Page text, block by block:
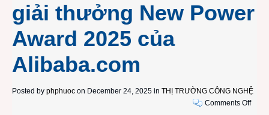
giải thưởng New Power
Award 2025 của
Alibaba.com
Posted by phphuoc on December 24, 2025 in THỊ TRƯỜNG CÔNG NGHỆ
Comments Offon